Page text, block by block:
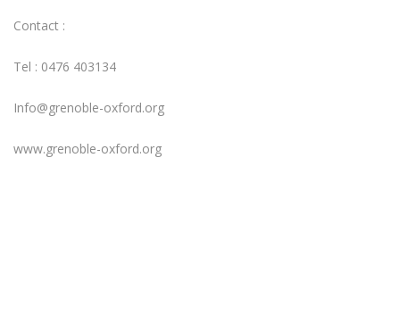
Contact :
Tel : 0476 403134
Info@grenoble-oxford.org
www.grenoble-oxford.org